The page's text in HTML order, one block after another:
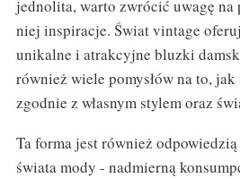
jednolita, warto zwrócić uwagę na
niej inspiracje. Świat vintage
unikalne i atrakcyjne bluzki
również wiele pomysłów na to,
zgodnie z własnym stylem oraz
Ta forma jest również
świata mody - nadmierną